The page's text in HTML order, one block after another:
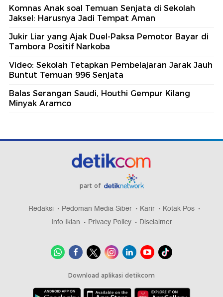
Komnas Anak soal Temuan Senjata di Sekolah
Jaksel: Harusnya Jadi Tempat Aman
Jukir Liar yang Ajak Duel-Paksa Pemotor Bayar di
Tambora Positif Narkoba
Video: Sekolah Tetapkan Pembelajaran Jarak Jauh
Buntut Temuan 996 Senjata
Balas Serangan Saudi, Houthi Gempur Kilang
Minyak Aramco
part of
Redaksi Pedoman Media Siber Karir
Kotak Pos
Info Iklan
Privacy Policy Disclaimer
Download aplikasi detikcom